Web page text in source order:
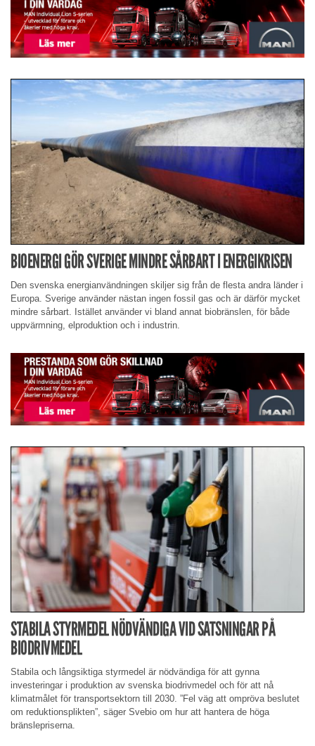
BIOENERGI GÖR SVERIGE MINDRE SÅRBART I ENERGIKRISEN
Den svenska energianvändningen skiljer sig från de flesta andra länder i
Europa. Sverige använder nästan ingen fossil gas och är därför mycket
mindre sårbart. Istället använder vi bland annat biobränslen, för både
uppvärmning, elproduktion och i industrin.
STABILA STYRMEDEL NÖDVÄNDIGA VID SATSNINGAR PÅ
BIODRIVMEDEL
Stabila och långsiktiga styrmedel är nödvändiga för att gynna
investeringar i produktion av svenska biodrivmedel och för att nå
klimatmålet för transportsektorn till 2030. ”Fel väg att ompröva beslutet
om reduktionsplikten”, säger Svebio om hur att hantera de höga
bränslepriserna.